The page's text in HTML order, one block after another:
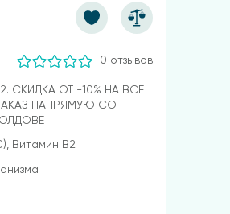
0 отзывов
СКИДКА ОТ -10% НА ВСЕ
НАПРЯМУЮ СО
Витамин В2